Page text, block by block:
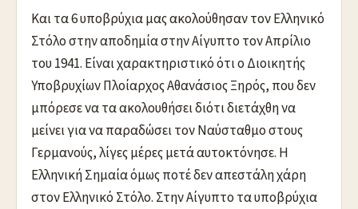
Και τα 6 υποβρύχια μας ακολούθησαν τον Ελληνικό
Στόλο στην αποδημία στην Αίγυπτο τον Απρίλιο
του 1941. Είναι χαρακτηριστικό ότι ο Διοικητής
Υποβρυχίων Πλοίαρχος Αθανάσιος Ξηρός, που δεν
μπόρεσε να τα ακολουθήσει διότι διετάχθη να
μείνει για να παραδώσει τον Ναύσταθμο στους
Γερμανούς, λίγες μέρες μετά αυτοκτόνησε. Η
Ελληνική Σημαία όμως ποτέ δεν απεστάλη χάρη
στον Ελληνικό Στόλο. Στην Αίγυπτο τα υποβρύχια